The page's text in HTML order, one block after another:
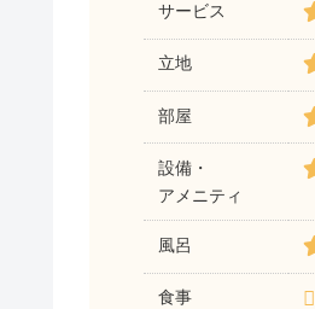
サービス
立地
部屋
設備・
アメニティ
風呂
食事